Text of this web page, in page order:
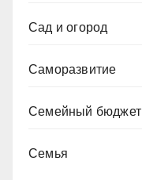
Сад и огород
Саморазвитие
Семейный бюджет
Семья